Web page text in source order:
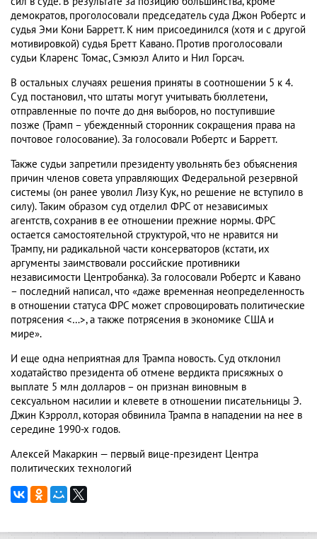
демократов, проголосовали председатель суда Джон Робертс и
судья Эми Кони Барретт. К ним присоединился (хотя и с другой
мотивировкой) судья Бретт Кавано. Против проголосовали
судьи Кларенс Томас, Сэмюэл Алито и Нил Горсач.
В остальных случаях решения приняты в соотношении 5 к 4.
Суд постановил, что штаты могут учитывать бюллетени,
отправленные по почте до дня выборов, но поступившие
позже (Трамп – убежденный сторонник сокращения права на
почтовое голосование). За голосовали Робертс и Барретт.
Также судьи запретили президенту увольнять без объяснения
причин членов совета управляющих Федеральной резервной
системы (он ранее уволил Лизу Кук, но решение не вступило в
силу). Таким образом суд отделил ФРС от независимых
агентств, сохранив в ее отношении прежние нормы. ФРС
остается самостоятельной структурой, что не нравится ни
Трампу, ни радикальной части консерваторов (кстати, их
аргументы заимствовали российские противники
независимости Центробанка). За голосовали Робертс и Кавано
– последний написал, что «даже временная неопределенность
в отношении статуса ФРС может спровоцировать политические
потрясения <…>, а также потрясения в экономике США и
мире».
И еще одна неприятная для Трампа новость. Суд отклонил
ходатайство президента об отмене вердикта присяжных о
выплате 5 млн долларов – он признан виновным в
сексуальном насилии и клевете в отношении писательницы Э.
Джин Кэрролл, которая обвинила Трампа в нападении на нее в
середине 1990-х годов.
Алексей Макаркин — первый вице-президент Центра
политических технологий